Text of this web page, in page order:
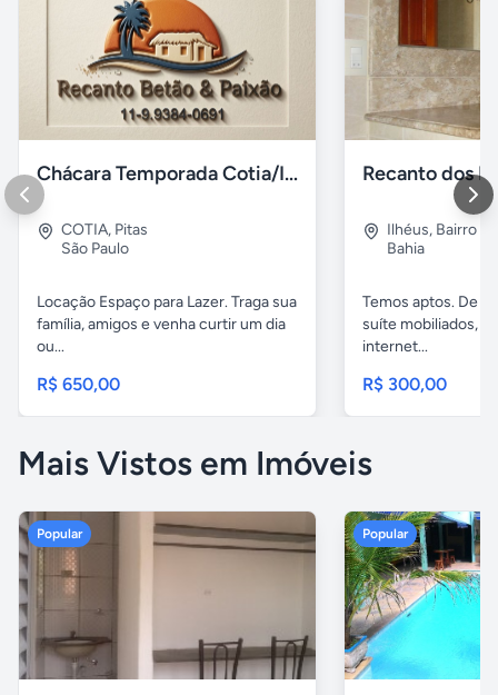
Chácara Temporada Cotia/Itapevi
COTIA, Pitas
São Paulo
Locação Espaço para Lazer. Traga sua
família, amigos e venha curtir um dia
ou...
R$ 650,00
Recanto dos
Ilhéus, Bairro
Bahia
Temos aptos. De
suíte mobiliados,
internet...
R$ 300,00
Mais Vistos em Imóveis
Popular Popular